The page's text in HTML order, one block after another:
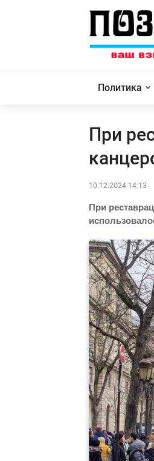
Политика
При
10.12.2024 14:13
При